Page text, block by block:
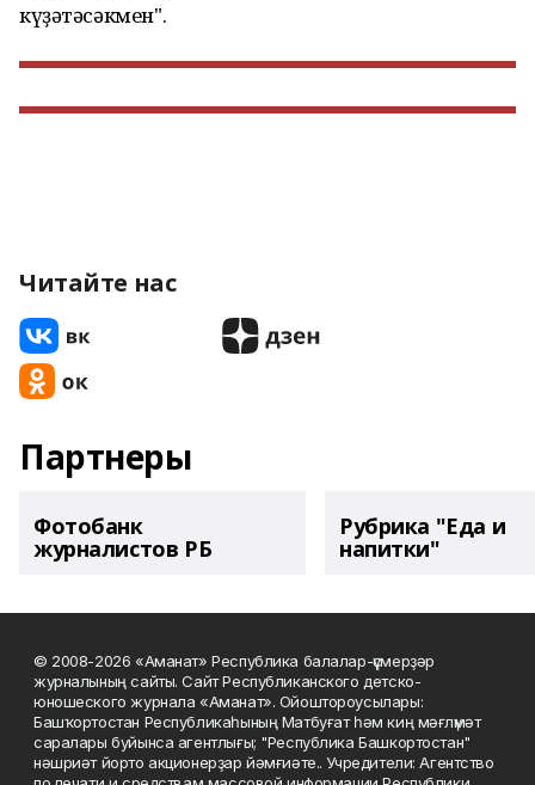
күҙәтәсәкмен".
Читайте нас
Партнеры
Фотобанк
журналистов РБ
Рубрика "Еда и
напитки"
© 2008-2026 «Аманат» Республика балалар-үҫмерҙәр
журналының сайты. Сайт Республиканского детско-
юношеского журнала «Аманат». Ойоштороусылары:
Башҡортостан Республикаһының Матбуғат һәм киң мәғлүмәт
саралары буйынса агентлығы; "Республика Башкортостан"
нәшриәт йорто акционерҙар йәмғиәте.. Учредители: Агентство